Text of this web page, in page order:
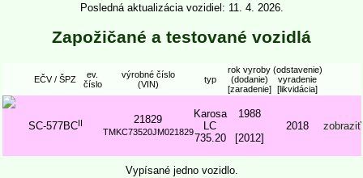
Posledná aktualizácia vozidiel: 11. 4. 2026.
Zapožičané a testované vozidlá
EČV / ŠPZ
ev.
číslo
výrobné číslo
(VIN)
typ
rok vyroby
(dodanie)
[zaradenie]
(odstavenie)
vyradenie
[likvidácia]
SC-577BCII 21829
TMKC73520JM021829
Karosa
LC
735.20
1988
[2012]
2018 zobraziť
Vypísané jedno vozidlo.